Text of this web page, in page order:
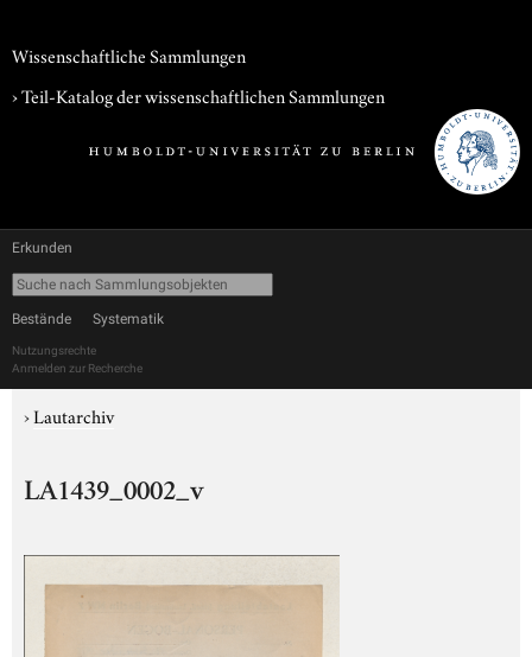
Wissenschaftliche Sammlungen
› Teil-Katalog der wissenschaftlichen Sammlungen
Erkunden
Bestände Systematik
Nutzungsrechte
Anmelden zur Recherche
›Lautarchiv
LA1439_0002_v